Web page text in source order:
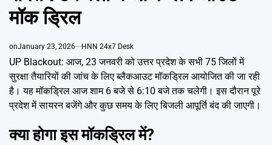
मॉक ड्रिल
onJanuary 23, 2026 HNN 24x7 Desk
UP Blackout: आज, 23 जनवरी को उत्तर प्रदेश के सभी 75 जिलों में
सुरक्षा तैयारियों की जांच के लिए ब्लैकआउट मॉकड्रिल आयोजित की जा रही
है। यह मॉकड्रिल आज शाम 6 बजे से 6:10 बजे तक चलेगी। इस दौरान पूरे
प्रदेश में सायरन बजेंगे और कुछ समय के लिए बिजली आपूर्ति बंद की जाएगी।
क्या होगा इस मॉकड्रिल में?